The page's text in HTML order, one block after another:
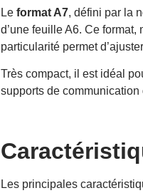
Le format A7, défini par la
d’une feuille A6. Ce
particularité permet
Très compact, il est idéal
supports de communication
Les principales